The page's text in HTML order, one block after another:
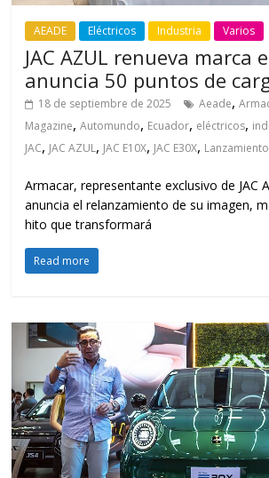
AEADE Eléctricos Industria Varios
JAC AZUL renueva marca
anuncia 50 puntos de
18 de septiembre de 2025 Aeade,
Magazine,Automundo, Ecuador, eléctricos,
JAC, JAC AZUL, JAC E10X, JAC E30X,
Armacar, representante exclusivo de JAC
anuncia el relanzamiento de su imagen,
hito que transformará
Read more